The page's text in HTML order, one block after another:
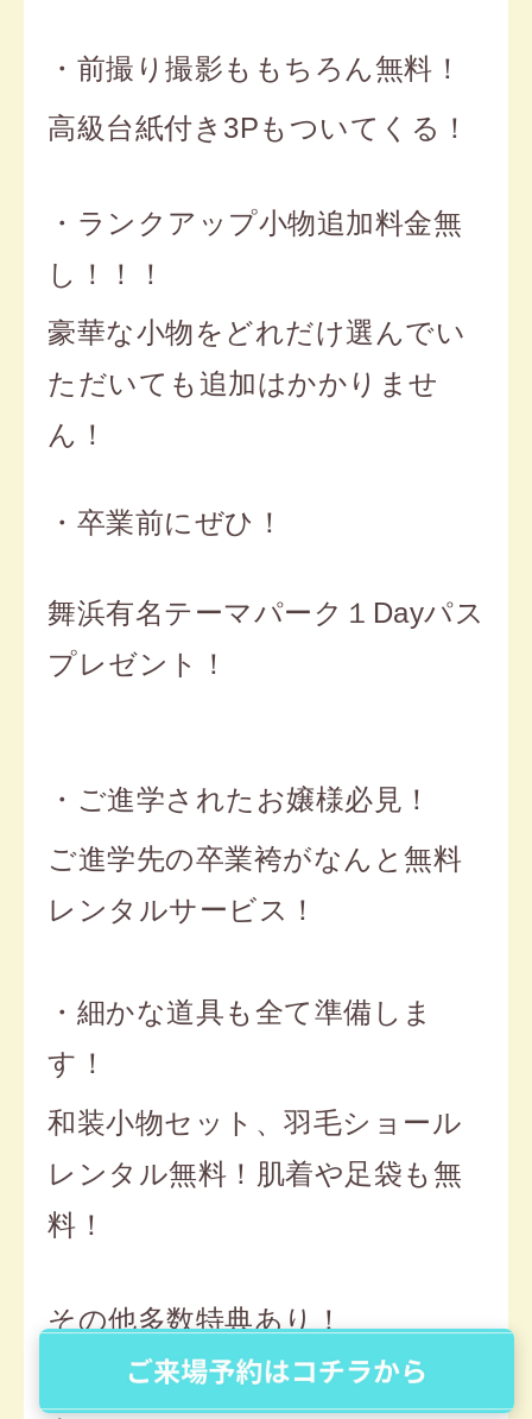
・前撮り撮影ももちろん無料！
高級台紙付き3Pもついてくる！
・ランクアップ小物追加料金無
し！！！
豪華な小物をどれだけ選んでい
ただいても追加はかかりませ
ん！
・卒業前にぜひ！
舞浜有名テーマパーク１Dayパス
プレゼント！
・ご進学された お嬢様必見！
ご進学先の卒業袴がなんと無料
レンタルサービス！
・細かな道具も全て準備しま
す！
和装小物セット、羽毛ショール
レンタル無料！肌着や足袋も無
料！
その他多数特典あり！
・お友達も決めてるかも？紹介